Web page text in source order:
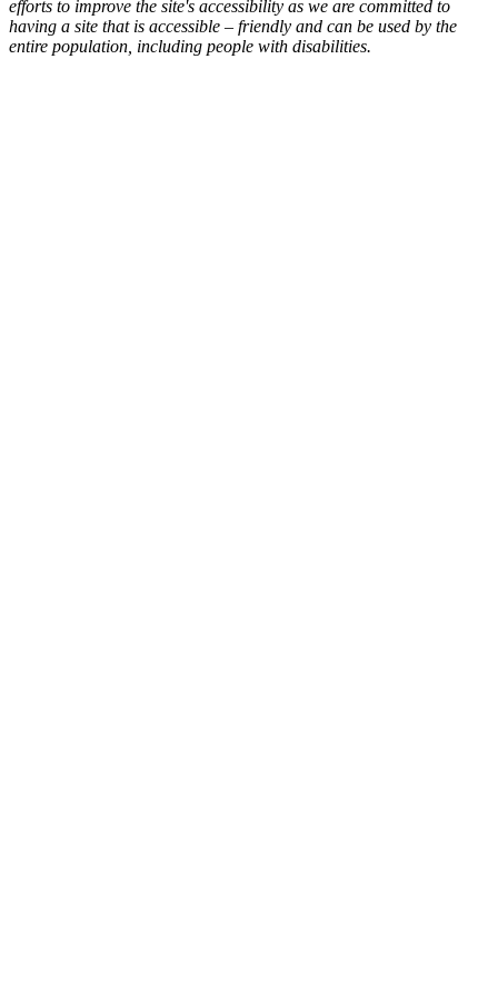
efforts to improve the site's accessibility as we are committed to
having a site that is accessible – friendly and can be used by the
entire population, including people with disabilities.